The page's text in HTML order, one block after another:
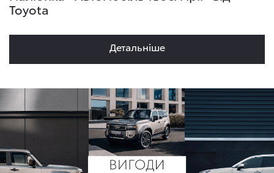
Toyota
Детальнiше